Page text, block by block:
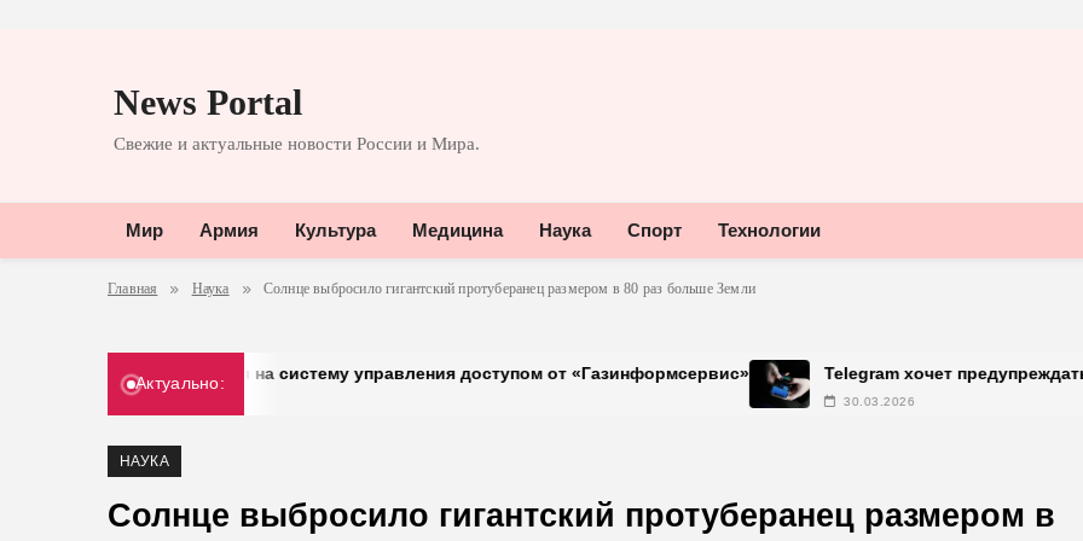
News Portal
Свежие и актуальные новости России и Мира.
Мир Армия Культура Медицина Наука Спорт Технологии
Главная Наука Солнце выбросило гигантский протуберанец размером в 80 раз больше Земли
Актуально:
перешел на систему управления доступом от «Газинформсервис» Telegram хочет предупреждать об
НАУКА
Солнце выбросило гигантский протуберанец размером в